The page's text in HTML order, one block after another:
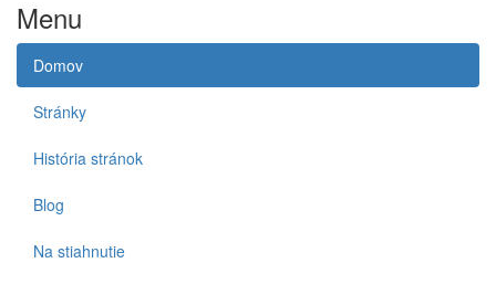
Menu
Domov
Stránky
História stránok
Blog
Na stiahnutie